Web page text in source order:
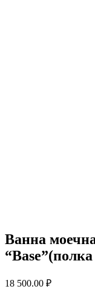
Ванна
18 500.00 ₽